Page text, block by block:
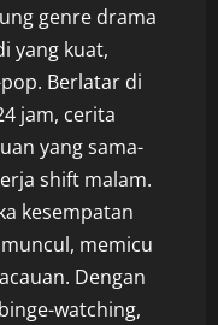
genre drama
yang kuat,
Berlatar di
jam, cerita
yang sama-
shift malam.
kesempatan
memicu
Dengan
watching,